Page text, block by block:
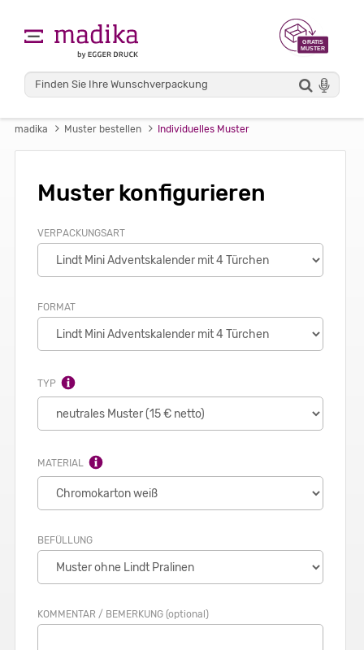
madika Muster bestellen Individuelles Muster
Muster konfigurieren
VERPACKUNGSART
FORMAT
TYP
MATERIAL
BEFÜLLUNG
KOMMENTAR / BEMERKUNG (optional)